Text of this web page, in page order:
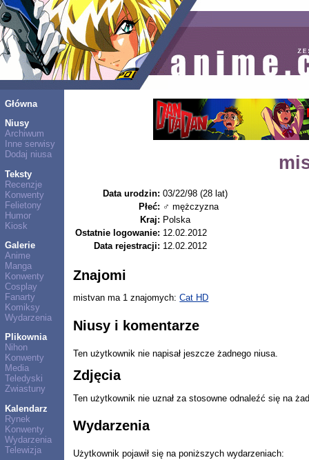
Główna
Niusy
Archiwum
Inne serwisy
Dodaj niusa
Teksty
Recenzje
Konwenty
Felietony
Humor
Kiosk
Galerie
Anime
Manga
Konwenty
Cosplay
Fanarty
Komiksy
Wydarzenia
Plikownia
Nihon
Konwenty
Media
Teledyski
Zwiastuny
Kalendarz
Rynek
Konwenty
Wydarzenia
Telewizja
Data urodzin: 03/22/98 (28 lat)
Płeć: ♂ mężczyzna
Kraj: Polska
Ostatnie logowanie: 12.02.2012
Data rejestracji: 12.02.2012
Znajomi
mistvan ma 1 znajomych:Cat HD
Niusy i komentarze
Ten użytkownik nie napisał jeszcze żadnego niusa.
Zdjęcia
Ten użytkownik nie uznał za stosowne odnaleźć się na
Wydarzenia
Użytkownik pojawił się na poniższych wydarzeniach: